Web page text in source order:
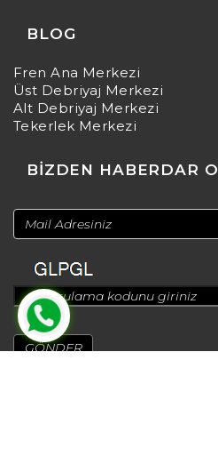
BLOG
Fren Ana Merkezi
Üst Debriyaj Merkezi
Alt Debriyaj Merkezi
Tekerlek Merkezi
BİZDEN HABERDAR